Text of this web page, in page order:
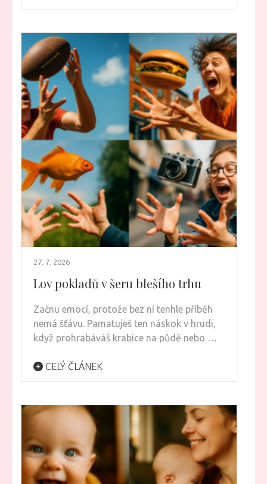
27. 7. 2026
Lov pokladů v šeru blešího trhu
Začnu emocí, protože bez ní tenhle příběh
nemá šťávu. Pamatuješ ten náskok v hrudi,
když prohrabáváš krabice na půdě nebo …
CELÝ ČLÁNEK